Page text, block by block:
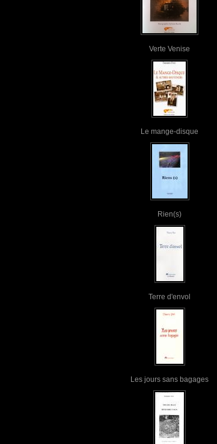
Verte Venise
Le mange-disque
Rien(s)
Terre d'envol
Les jours sans bagages